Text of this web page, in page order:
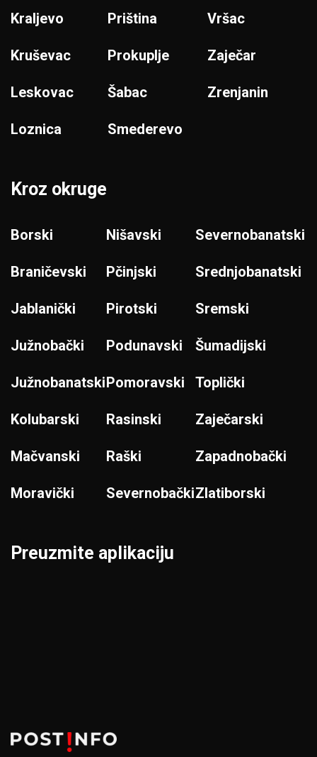
Kraljevo
Kruševac
Leskovac
Loznica
Priština
Prokuplje
Šabac
Smederevo
Vršac
Zaječar
Zrenjanin
Kroz okruge
Borski
Braničevski
Jablanički
Južnobački
Južnobanatski
Kolubarski
Mačvanski
Moravički
Nišavski
Pčinjski
Pirotski
Podunavski
Pomoravski
Rasinski
Raški
Severnobački
Severnobanatski
Srednjobanatski
Sremski
Šumadijski
Toplički
Zaječarski
Zapadnobački
Zlatiborski
Preuzmite aplikaciju